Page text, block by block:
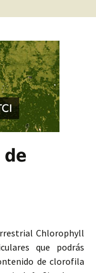
Chlorophyll
que podrás
de clorofila